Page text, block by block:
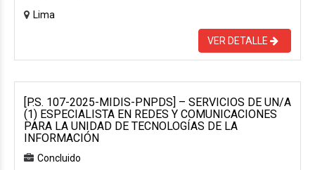
Lima
VER DETALLE
[P.S. 107-2025-MIDIS-PNPDS] – SERVICIOS DE UN/A
(1) ESPECIALISTA EN REDES Y COMUNICACIONES
PARA LA UNIDAD DE TECNOLOGÍAS DE LA
INFORMACIÓN
Concluido